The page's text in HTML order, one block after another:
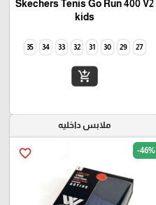
Skechers Tenis Go Run 400 V2
kids
27
29
30
31
32
33
34
35
add_shopping_cart
ملابس داخليه
favorite_border -46%